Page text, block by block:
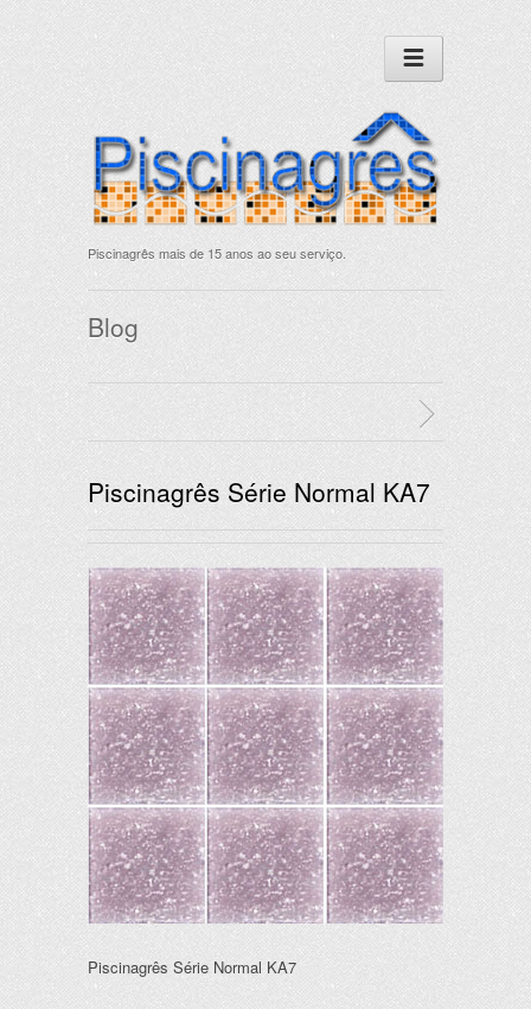
Piscinagrês mais de 15 anos ao seu serviço.
Blog
Piscinagrês Série Normal KA7
Piscinagrês Série Normal KA7